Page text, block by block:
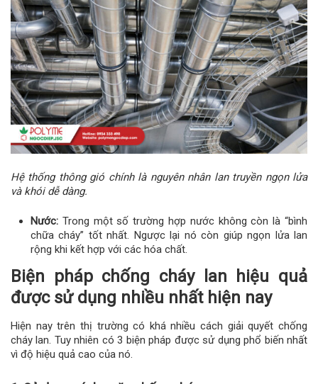
Hệ thống thông gió chính là nguyên nhân lan truyền ngọn lửa
và khói dễ dàng.
Nước: Trong một số trường hợp nước không còn là “bình
chữa cháy” tốt nhất. Ngược lại nó còn giúp ngọn lửa lan
rộng khi kết hợp với các hóa chất.
Biện pháp chống cháy lan hiệu quả
được sử dụng nhiều nhất hiện nay
Hiện nay trên thị trường có khá nhiều cách giải quyết chống
cháy lan. Tuy nhiên có 3 biện pháp được sử dụng phổ biến nhất
vì độ hiệu quả cao của nó.